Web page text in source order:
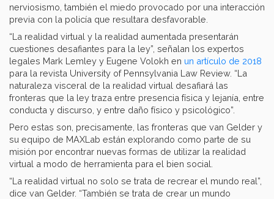
nerviosismo, también el miedo provocado por una interacción
previa con la policía que resultara desfavorable.
“La realidad virtual y la realidad aumentada presentarán
cuestiones desafiantes para la ley”, señalan los expertos
legales Mark Lemley y Eugene Volokh en un artículo de 2018
para la revista University of Pennsylvania Law Review. “La
naturaleza visceral de la realidad virtual desafiará las
fronteras que la ley traza entre presencia física y lejanía, entre
conducta y discurso, y entre daño físico y psicológico”.
Pero estas son, precisamente, las fronteras que van Gelder y
su equipo de MAXLab están explorando como parte de su
misión por encontrar nuevas formas de utilizar la realidad
virtual a modo de herramienta para el bien social.
“La realidad virtual no solo se trata de recrear el mundo real”,
dice van Gelder. “También se trata de crear un mundo